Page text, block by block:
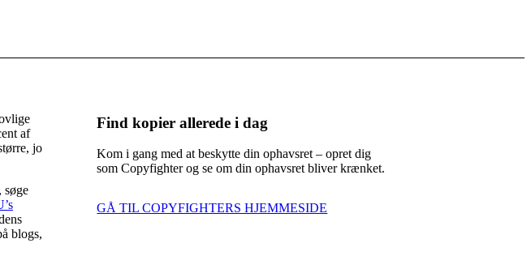
af
jo
søge
blogs,
Find kopier allerede i dag
Kom i gang med at beskytte din ophavsret – opret dig
som Copyfighter og se om din ophavsret bliver krænket.
GÅ TIL COPYFIGHTERS HJEMMESIDE